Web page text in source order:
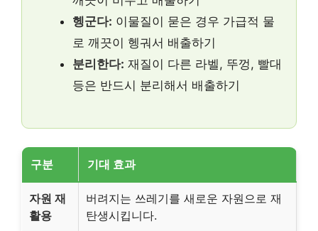
헹군다: 이물질이 묻은 경우 가급적 물
로 깨끗이 헹궈서 배출하기
분리한다: 재질이 다른 라벨, 뚜껑, 빨대
등은 반드시 분리해서 배출하기
구분 기대 효과
자원 재
활용
버려지는 쓰레기를 새로운 자원으로 재
탄생시킵니다.